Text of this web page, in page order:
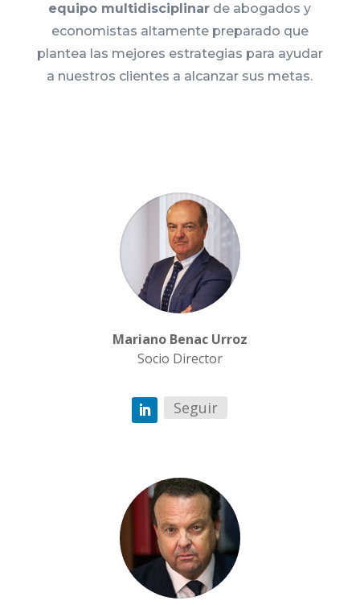
equipo multidisciplinar de abogados y
economistas altamente preparado que
plantea las mejores estrategias para ayudar
a nuestros clientes a alcanzar sus metas.
Mariano Benac Urroz
Socio Director
Seguir